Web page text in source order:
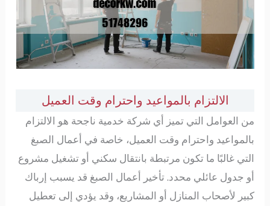
الالتزام بالمواعيد واحترام وقت العميل
من العوامل التي تميز أي شركة خدمية ناجحة هو الالتزام
بالمواعيد واحترام وقت العميل، خاصة في أعمال الصبغ
التي غالبًا ما تكون مرتبطة بانتقال سكني أو تشغيل مشروع
أو جدول عائلي محدد. تأخير أعمال الصبغ قد يسبب إرباك
كبير لأصحاب المنازل أو المشاريع، وقد يؤدي إلى تعطيل